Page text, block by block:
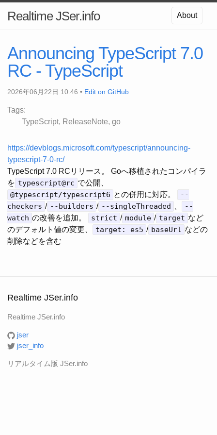
Realtime JSer.info About
Announcing TypeScript 7.0
RC - TypeScript
2026年06月22日 10:46 • Edit on GitHub
Tags:
TypeScript
ReleaseNote go
https://devblogs.microsoft.com/typescript/announcing-
typescript-7-0-rc/
TypeScript 7.0 RCリリース。 Goへ移植されたコンパイラ
を typescript@rc で公開、
@typescript/typescript6 との併用に対応。
--
checkers / --builders / --singleThreaded
--
watch の改善を追加。 strict / module / target など
のデフォルト値の変更、
target: es5 / baseUrl などの
削除などを含む
Realtime JSer.info
Realtime JSer.info
jser
jser_info
リアルタイム版 JSer.info